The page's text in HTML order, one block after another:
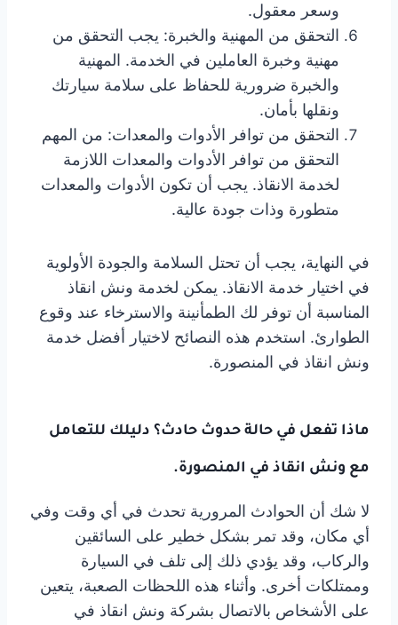
وسعر معقول.
التحقق من المهنية والخبرة: يجب التحقق من
مهنية وخبرة العاملين في الخدمة. المهنية
والخبرة ضرورية للحفاظ على سلامة سيارتك
ونقلها بأمان.
التحقق من توافر الأدوات والمعدات: من المهم
التحقق من توافر الأدوات والمعدات اللازمة
لخدمة الانقاذ. يجب أن تكون الأدوات والمعدات
متطورة وذات جودة عالية.
في النهاية، يجب أن تحتل السلامة والجودة الأولوية
في اختيار خدمة الانقاذ. يمكن لخدمة ونش انقاذ
المناسبة أن توفر لك الطمأنينة والاسترخاء عند وقوع
الطوارئ. استخدم هذه النصائح لاختيار أفضل خدمة
ونش انقاذ في المنصورة.
ماذا تفعل في حالة حدوث حادث؟ دليلك للتعامل
مع ونش انقاذ في المنصورة.
لا شك أن الحوادث المرورية تحدث في أي وقت وفي
أي مكان، وقد تمر بشكل خطير على السائقين
والركاب، وقد يؤدي ذلك إلى تلف في السيارة
وممتلكات أخرى. وأثناء هذه اللحظات الصعبة، يتعين
على الأشخاص بالاتصال بشركة ونش انقاذ في